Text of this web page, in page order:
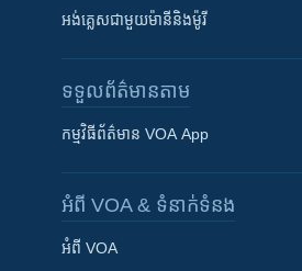
អង់គ្លេស​ជាមួយ​ម៉ានី​និង​ម៉ូរី
ទទួល​ព័ត៌មាន​តាម
កម្មវិធី​ព័ត៌មាន VOA App
អំពី​ VOA & ទំនាក់ទំនង
អំពី​ VOA